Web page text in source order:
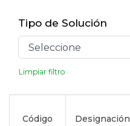
Tipo de Solución
Limpiar filtro
Código Designación